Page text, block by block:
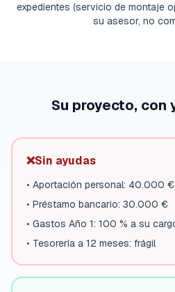
expedientes (servicio de montaje
su asesor, no
Su proyecto, con
❌Sin ayudas
• Aportación personal: 40.000 €
• Préstamo bancario: 30.000 €
• Gastos Año 1: 100 % a su
• Tesorería a 12 meses: frágil